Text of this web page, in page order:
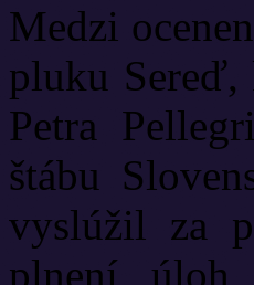
Medzi
pluku
Petra
štábu
vyslúžil za
plnení úloh